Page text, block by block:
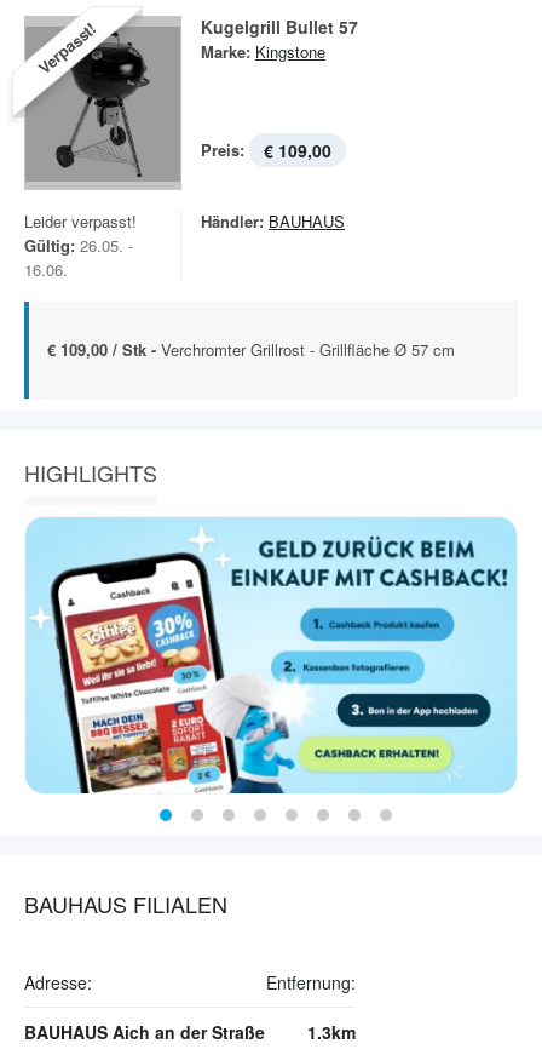
Verpasst! Kugelgrill Bullet 57
Marke: Kingstone
Preis: € 109,00
Leider verpasst!
Gültig: 26.05. -
16.06.
Händler: BAUHAUS
€ 109,00 / Stk - Verchromter Grillrost - Grillfläche Ø 57 cm
HIGHLIGHTS
BAUHAUS FILIALEN
Adresse: Entfernung:
BAUHAUS Aich an der Straße 1.3km